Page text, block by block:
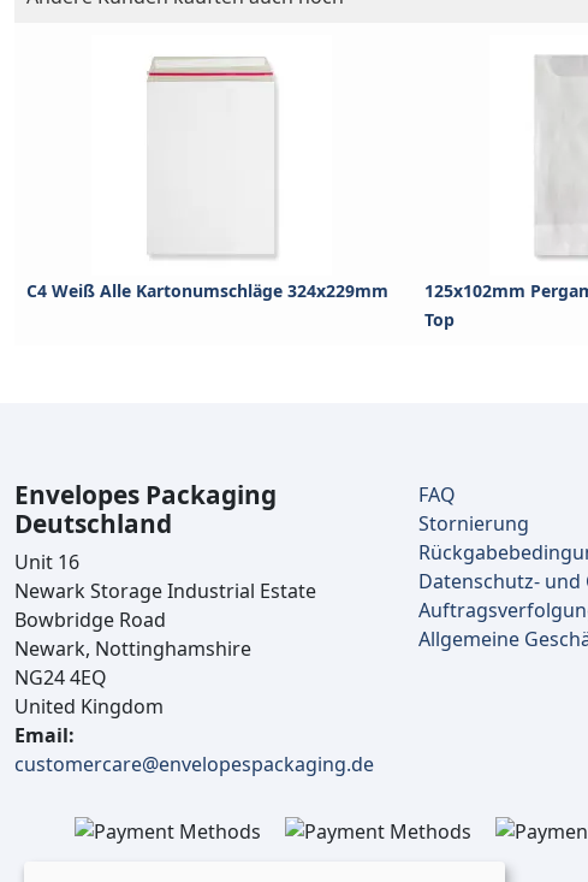
C4 Weiß Alle Kartonumschläge 324x229mm
125x102mm
Top
Envelopes Packaging
Deutschland
Unit 16
Newark Storage Industrial Estate
Bowbridge Road
Newark, Nottinghamshire
NG24 4EQ
United Kingdom
Email:
customercare@envelopespackaging.de
FAQ
Stornierung
Datenschutz- und
Allgemeine